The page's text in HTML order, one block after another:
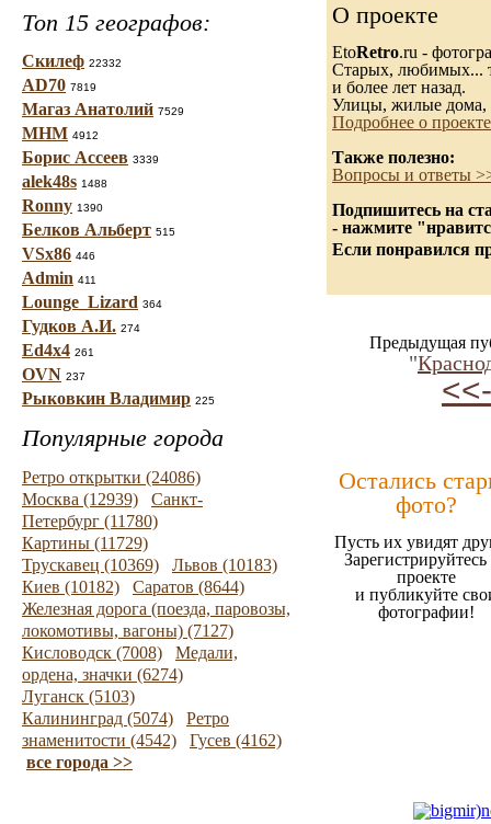
Топ 15 географов:
Скилеф 22332
AD70 7819
Магаз Анатолий 7529
МНМ 4912
Борис Ассеев 3339
alek48s 1488
Ronny 1390
Белков Альберт 515
VSx86 446
Admin 411
Lounge_Lizard 364
Гудков А.И. 274
Ed4x4 261
OVN 237
Рыковкин Владимир 225
Популярные города
Ретро открытки (24086)
Москва (12939)
Санкт-
Петербург (11780)
Картины (11729)
Трускавец (10369)
Львов (10183)
Киев (10182)
Саратов (8644)
Железная дорога (поезда, паровозы,
локомотивы, вагоны) (7127)
Кисловодск (7008)
Медали,
ордена, значки (6274)
Луганск (5103)
Калининград (5074)
Ретро
знаменитости (4542)
Гусев (4162)
все города >>
О проекте
EtoRetro.ru -
Старых, любимых...
и более лет назад.
Улицы, жилые дома,
Подробнее о
Также полезно:
Вопросы и ответы
Подпишитесь на
- нажмите
Если понравился
Предыдущая
"
<<-
Остались
фото?
Пусть их увидят
Зарегистрируйтесь
проекте
и публикуйте
фотографии!